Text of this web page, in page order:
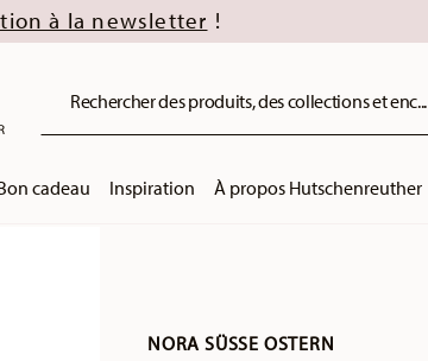
à la newsletter !
Rechercher des produits, des collections et enc...
cadeau Inspiration À propos Hutschenreuther
NORA SÜSSE OSTERN